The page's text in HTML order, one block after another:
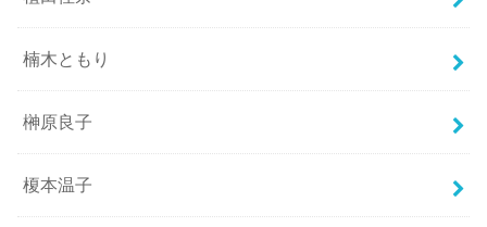
楠木ともり
榊原良子
榎本温子